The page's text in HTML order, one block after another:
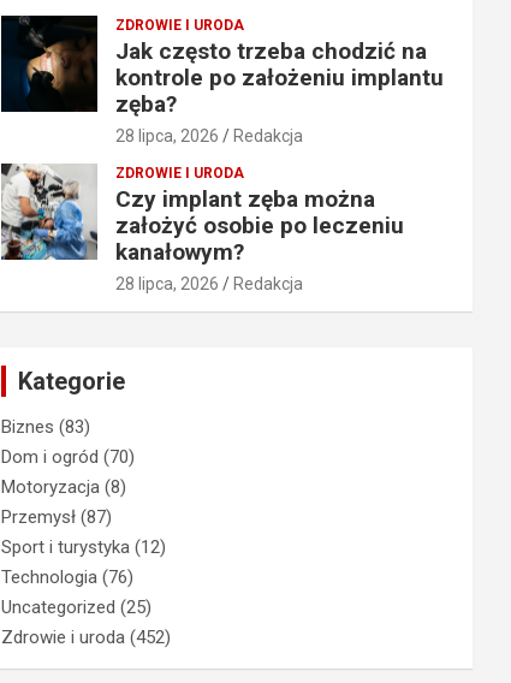
ZDROWIE I URODA
Jak często trzeba chodzić na
kontrole po założeniu implantu
zęba?
28 lipca, 2026 Redakcja
ZDROWIE I URODA
Czy implant zęba można
założyć osobie po leczeniu
kanałowym?
28 lipca, 2026 Redakcja
Kategorie
Biznes (83)
Dom i ogród (70)
Motoryzacja (8)
Przemysł (87)
Sport i turystyka (12)
Technologia (76)
Uncategorized (25)
Zdrowie i uroda (452)